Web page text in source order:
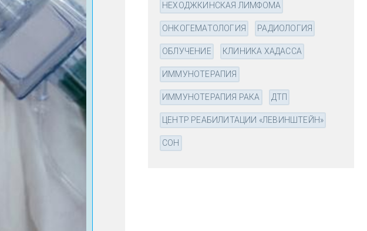
НЕХОДЖКИНСКАЯ ЛИМФОМА
ОНКОГЕМАТОЛОГИЯ РАДИОЛОГИЯ
ОБЛУЧЕНИЕ КЛИНИКА ХАДАССА
ИММУНОТЕРАПИЯ
ИММУНОТЕРАПИЯ РАКА ДТП
ЦЕНТР РЕАБИЛИТАЦИИ «ЛЕВИНШТЕЙН»
СОН